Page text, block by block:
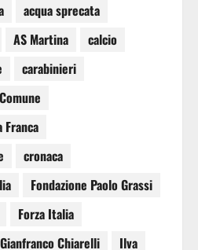
acqua sprecata
AS Martina
calcio
carabinieri
Comune
cronaca
Fondazione Paolo Grassi
Forza Italia
Gianfranco Chiarelli
Ilva